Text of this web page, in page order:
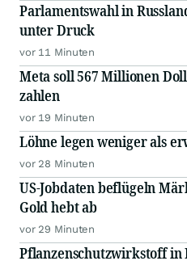
Parlamentswahl in
unter Druck
vor 11 Minuten
Meta soll 567 Millionen
zahlen
vor 19 Minuten
Löhne legen weniger als
vor 28 Minuten
US-Jobdaten beflügeln
Gold hebt ab
vor 29 Minuten
Pflanzenschutzwirkstoff in